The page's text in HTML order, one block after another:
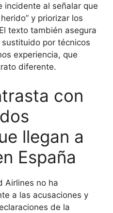
incidente al señalar que
y priorizar los
texto también asegura
por técnicos
experiencia, que
diferente.
con
llegan a
España
Airlines no ha
a las acusaciones y
de la